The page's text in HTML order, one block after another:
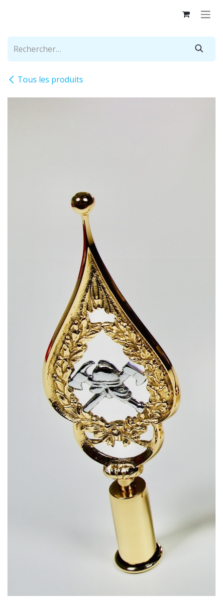
Tous les produits